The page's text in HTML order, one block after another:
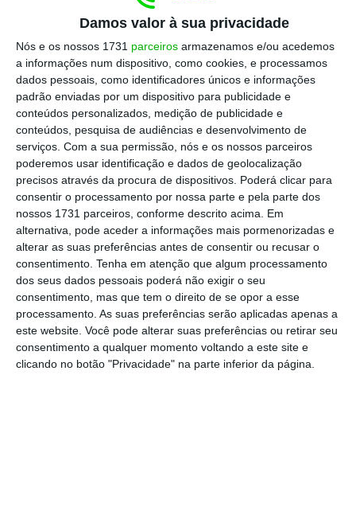
Damos valor à sua privacidade
Nós e os nossos 1731 parceiros armazenamos e/ou acedemos
a informações num dispositivo, como cookies, e processamos
dados pessoais, como identificadores únicos e informações
padrão enviadas por um dispositivo para publicidade e
conteúdos personalizados, medição de publicidade e
conteúdos, pesquisa de audiências e desenvolvimento de
serviços. Com a sua permissão, nós e os nossos parceiros
poderemos usar identificação e dados de geolocalização
precisos através da procura de dispositivos. Poderá clicar para
consentir o processamento por nossa parte e pela parte dos
nossos 1731 parceiros, conforme descrito acima. Em
alternativa, pode aceder a informações mais pormenorizadas e
alterar as suas preferências antes de consentir ou recusar o
consentimento. Tenha em atenção que algum processamento
dos seus dados pessoais poderá não exigir o seu
consentimento, mas que tem o direito de se opor a esse
processamento. As suas preferências serão aplicadas apenas a
este website. Você pode alterar suas preferências ou retirar seu
consentimento a qualquer momento voltando a este site e
clicando no botão "Privacidade" na parte inferior da página.
do processo de insolvência da holding Inapa
IPG, que forçou a empresa em Portugal a
continuar a operar sem acesso a crédito.
Dos 600 mil euros oferecidos pela holding de
Carlos Martins, 390 mil são pela Inapa
Portugal, 130 mil pela Inapa Packaging e 80
mil pela Inapa – Comunicação Visual.
Aprovada a venda da distribuidora de papel,
falta agora viabilizar o negócio da
Comunicação Social, cuja assembleia está
agendada para esta tarde,e de 100% da
Inapa Packaging, o que deverá acontecer na
próxima sexta-feira.